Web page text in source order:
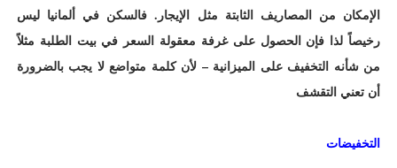
الإمكان من المصاريف الثابتة مثل الإيجار. فالسكن في ألمانيا ليس
رخيصاً لذا فإن الحصول على غرفة معقولة السعر في بيت الطلبة مثلاً
من شأنه التخفيف على الميزانية – لأن كلمة متواضع لا يجب بالضرورة
أن تعني التقشف
التخفيضات